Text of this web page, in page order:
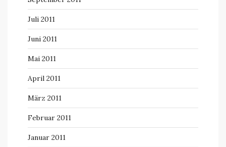
Juli 2011
Juni 2011
Mai 2011
April 2011
März 2011
Februar 2011
Januar 2011